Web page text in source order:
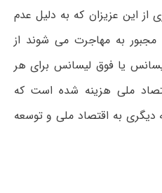
این عزیزان که به دلیل عدم
به مهاجرت می شوند از
یا فوق لیسانس برای هر
ملی هزینه شده است که
دیگری به اقتصاد ملی و توسعه